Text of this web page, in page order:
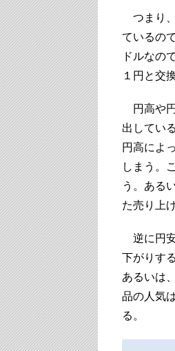
つまり、
ているの
ドルなの
１円と交
円高や
出してい
円高によ
しまう。
う。ある
た売り上
逆に円
下がりす
あるいは
品の人気
る。